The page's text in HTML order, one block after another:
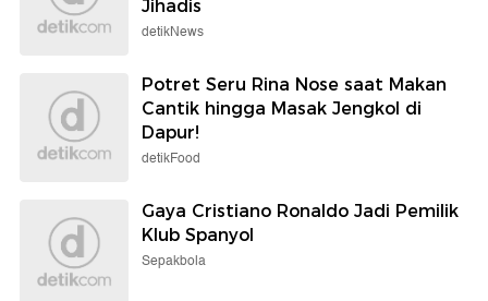
Jihadis
detikNews
Potret Seru Rina Nose saat Makan
Cantik hingga Masak Jengkol di
Dapur!
detikFood
Gaya Cristiano Ronaldo Jadi Pemilik
Klub Spanyol
Sepakbola